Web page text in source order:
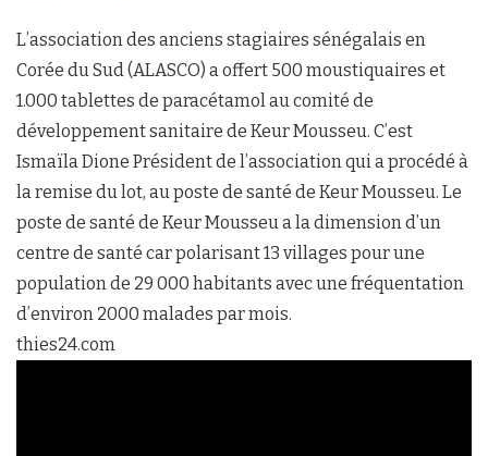
L’association des anciens stagiaires sénégalais en
Corée du Sud (ALASCO) a offert 500 moustiquaires et
1.000 tablettes de paracétamol au comité de
développement sanitaire de Keur Mousseu. C’est
Ismaïla Dione Président de l’association qui a procédé à
la remise du lot, au poste de santé de Keur Mousseu. Le
poste de santé de Keur Mousseu a la dimension d’un
centre de santé car polarisant 13 villages pour une
population de 29 000 habitants avec une fréquentation
d’environ 2000 malades par mois.
thies24.com